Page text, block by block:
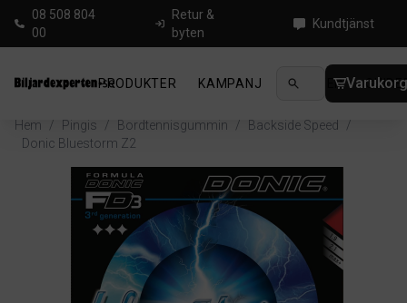
08 508 804
00
Retur &
byten
Kundtjänst
PRODUKTER KAMPANJ NYHETER
Hem / Pingis / Bordtennisgummin / Backside Speed
/
Donic Bluestorm Z2